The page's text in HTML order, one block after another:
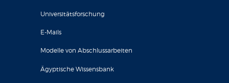
Universitätsforschung
E-Mails
Modelle von Abschlussarbeiten
Ägyptische Wissensbank